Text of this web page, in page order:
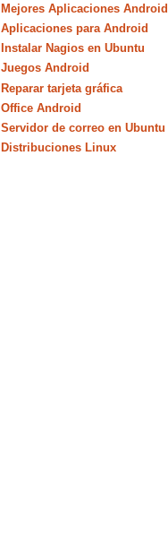
Mejores Aplicaciones Android
Aplicaciones para Android
Instalar Nagios en Ubuntu
Juegos Android
Reparar tarjeta gráfica
Office Android
Servidor de correo en Ubuntu
Distribuciones Linux